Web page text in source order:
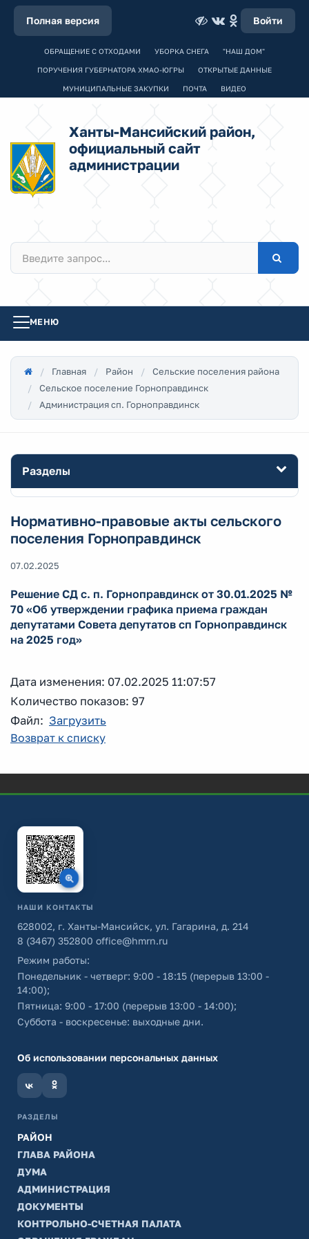
Полная версия Войти
ОБРАЩЕНИЕ С ОТХОДАМИ УБОРКА СНЕГА "НАШ ДОМ"
ПОРУЧЕНИЯ ГУБЕРНАТОРА ХМАО-ЮГРЫ ОТКРЫТЫЕ ДАННЫЕ
МУНИЦИПАЛЬНЫЕ ЗАКУПКИ ПОЧТА ВИДЕО
Ханты-Мансийский район,
официальный сайт
администрации
МЕНЮ
Главная Район
Сельские поселения района
Сельское поселение Горноправдинск
Администрация сп. Горноправдинск
Разделы
Нормативно-правовые акты сельского
поселения Горноправдинск
07.02.2025
Решение СД с. п. Горноправдинск от 30.01.2025 №
70 «Об утверждении графика приема граждан
депутатами Совета депутатов сп Горноправдинск
на 2025 год»
Дата изменения: 07.02.2025 11:07:57
Количество показов: 97
Файл: Загрузить
Возврат к списку
НАШИ КОНТАКТЫ
628002, г. Ханты-Мансийск, ул. Гагарина, д. 214
8 (3467) 352800 office@hmrn.ru
Режим работы:
Понедельник - четверг: 9:00 - 18:15 (перерыв 13:00 -
14:00);
Пятница: 9:00 - 17:00 (перерыв 13:00 - 14:00);
Суббота - воскресенье: выходные дни.
Об использовании персональных данных
РАЗДЕЛЫ
РАЙОН
ГЛАВА РАЙОНА
ДУМА
АДМИНИСТРАЦИЯ
ДОКУМЕНТЫ
КОНТРОЛЬНО-СЧЕТНАЯ ПАЛАТА